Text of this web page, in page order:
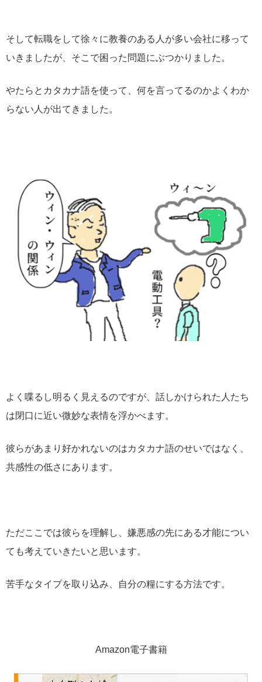
そして転職をして徐々に教養のある人が多い会社に移って
いきましたが、そこで困った問題にぶつかりました。
やたらとカタカナ語を使って、何を言ってるのかよくわか
らない人が出てきました。
よく喋るし明るく見えるのですが、話しかけられた人たち
は閉口に近い微妙な表情を浮かべます。
彼らがあまり好かれないのはカタカナ語のせいではなく、
共感性の低さにあります。
ただここでは彼らを理解し、嫌悪感の先にある才能につい
ても考えていきたいと思います。
苦手なタイプを取り込み、自分の糧にする方法です。
Amazon電子書籍